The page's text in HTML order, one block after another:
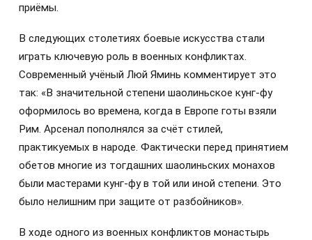
приёмы.
В следующих столетиях боевые искусства стали
играть ключевую роль в военных конфликтах.
Современный учёный Люй Яминь комментирует это
так: «В значительной степени шаолиньское кунг-фу
оформилось во времена, когда в Европе готы взяли
Рим. Арсенал пополнялся за счёт стилей,
практикуемых в народе. Фактически перед принятием
обетов многие из тогдашних шаолиньских монахов
были мастерами кунг-фу в той или иной степени. Это
было нелишним при защите от разбойников».
В ходе одного из военных конфликтов монастырь